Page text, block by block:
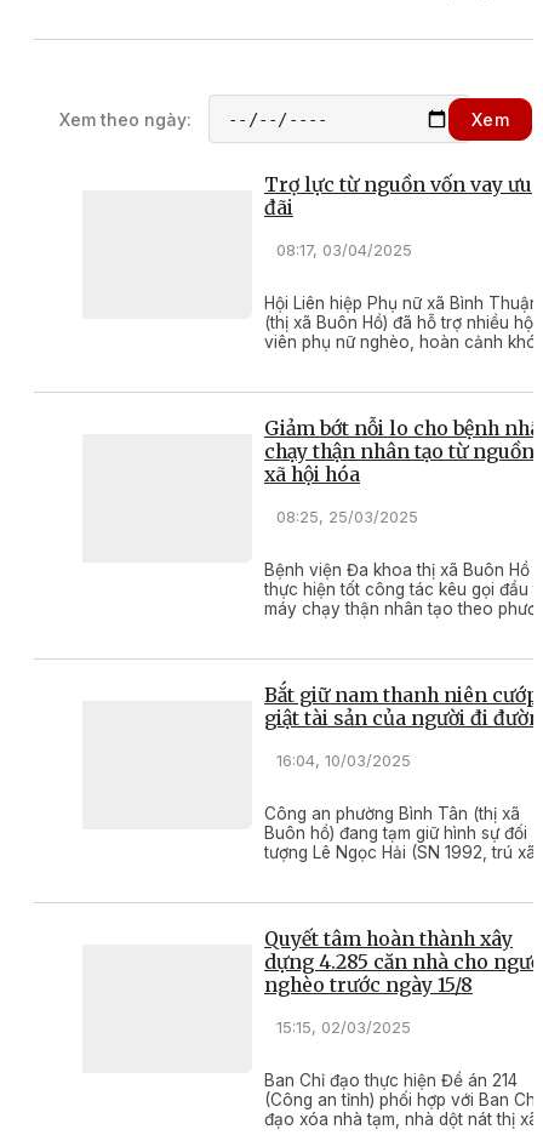
ODA không hoàn lại.
Xem theo ngày: Xem
Trợ lực từ nguồn vốn vay ưu
đãi
08:17, 03/04/2025
Hội Liên hiệp Phụ nữ xã Bình Thuận
(thị xã Buôn Hồ) đã hỗ trợ nhiều hội
viên phụ nữ nghèo, hoàn cảnh khó
Giảm bớt nỗi lo cho bệnh
chạy thận nhân tạo từ nguồn
xã hội hóa
08:25, 25/03/2025
Bệnh viện Đa khoa thị xã Buôn Hồ
thực hiện tốt công tác kêu gọi đầu
máy chạy thận nhân tạo theo
điều trị cho người bệnh.
Bắt giữ nam thanh niên cướp
giật tài sản của người đi
16:04, 10/03/2025
Công an phường Bình Tân (thị xã
Buôn hồ) đang tạm giữ hình sự đối
tượng Lê Ngọc Hải (SN 1992, trú xã
Quyết tâm hoàn thành xây
dựng 4.285 căn nhà cho
nghèo trước ngày 15/8
15:15, 02/03/2025
Ban Chỉ đạo thực hiện Đề án 214
(Công an tỉnh) phối hợp với Ban Chỉ
đạo xóa nhà tạm, nhà dột nát thị xã